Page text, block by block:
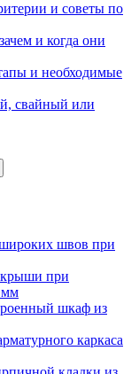
и советы по
и когда они
и необходимые
свайный или
широких швов при
крыши при
мм
шкаф из
каркаса